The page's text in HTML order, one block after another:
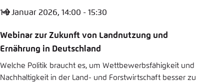
14. Januar 2026, 14:00 - 15:30
Webinar zur Zukunft von Landnutzung und
Ernährung in Deutschland
Welche Politik braucht es, um Wettbewerbsfähigkeit und
Nachhaltigkeit in der Land- und Forstwirtschaft besser zu